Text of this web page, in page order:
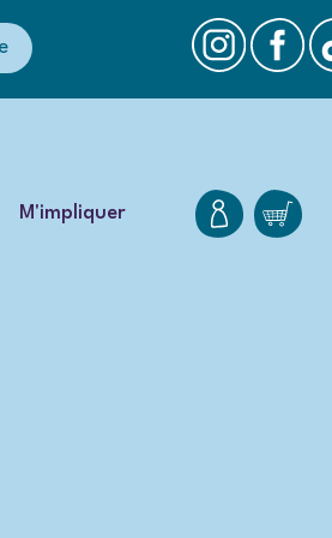
M'impliquer